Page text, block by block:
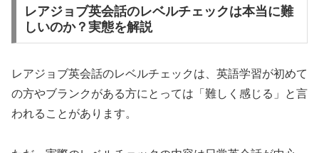
レアジョブ英会話のレベルチェックは本当に難
しいのか？実態を解説
レアジョブ英会話のレベルチェックは、英語学習が初めて
の方やブランクがある方にとっては「難しく感じる」と言
われることがあります。